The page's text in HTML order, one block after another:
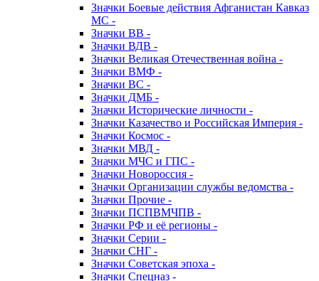
Значки Боевые действия Афганистан Кавказ
МС -
Значки ВВ -
Значки ВДВ -
Значки Великая Отечественная война -
Значки ВМФ -
Значки ВС -
Значки ДМБ -
Значки Исторические личности -
Значки Казачество и Российская Империя -
Значки Космос -
Значки МВД -
Значки МЧС и ГПС -
Значки Новороссия -
Значки Организации службы ведомства -
Значки Прочие -
Значки ПСПВМЧПВ -
Значки РФ и её регионы -
Значки Серии -
Значки СНГ -
Значки Советская эпоха -
Значки Спецназ -